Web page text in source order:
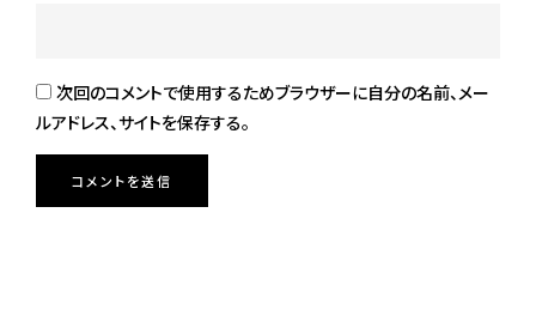
次回のコメントで使用するためブラウザーに自分の名前、メー
ルアドレス、サイトを保存する。